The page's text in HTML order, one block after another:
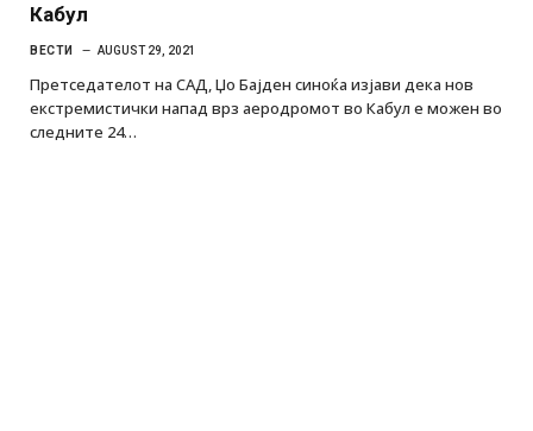
Кабул
ВЕСТИ AUGUST 29, 2021
Претседателот на САД, Џо Бајден синоќа изјави дека нов
екстремистички напад врз аеродромот во Кабул е можен во
следните 24…